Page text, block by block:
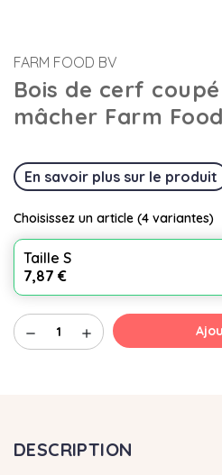
FARM FOOD BV
Bois de cerf
mâcher Farm Food
En savoir plus sur le produit
Choisissez un article (4 variantes)
Taille S
7,87 €
remove add
DESCRIPTION